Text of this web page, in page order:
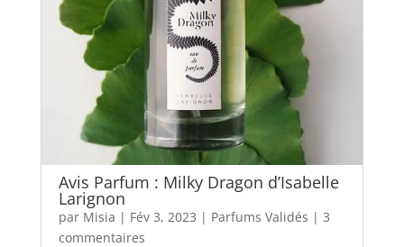
Avis Parfum : Milky Dragon d’Isabelle
Larignon
par Misia | Fév 3, 2023 | Parfums Validés | 3
commentaires